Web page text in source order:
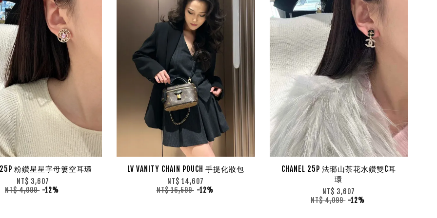
25P 粉鑽星星字母簍空耳環
NT$ 3,607
NT$ 4,099 -12%
LV VANITY CHAIN POUCH 手提化妝包
NT$ 14,607
NT$ 16,599 -12%
CHANEL 25P 法瑯山茶花水鑽雙C耳
環
NT$ 3,607
NT$ 4,099 -12%